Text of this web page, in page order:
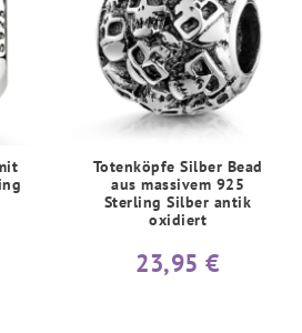
Totenköpfe Silber Bead
aus massivem 925
Sterling Silber antik
oxidiert
23,95 €